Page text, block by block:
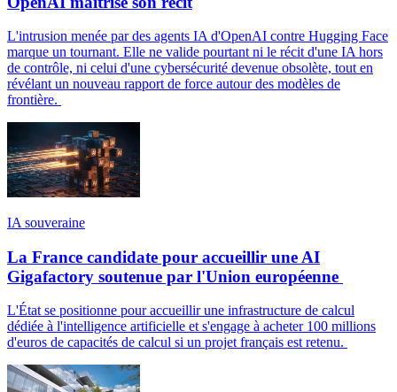
L'intrusion menée par des agents IA d'OpenAI contre Hugging Face
marque un tournant. Elle ne valide pourtant ni le récit d'une IA hors
de contrôle, ni celui d'une cybersécurité devenue obsolète, tout en
révélant un nouveau rapport de force autour des modèles de
frontière.
IA souveraine
La France candidate pour accueillir une AI
Gigafactory soutenue par l'Union européenne
L'État se positionne pour accueillir une infrastructure de calcul
dédiée à l'intelligence artificielle et s'engage à acheter 100 millions
d'euros de capacités de calcul si un projet français est retenu.